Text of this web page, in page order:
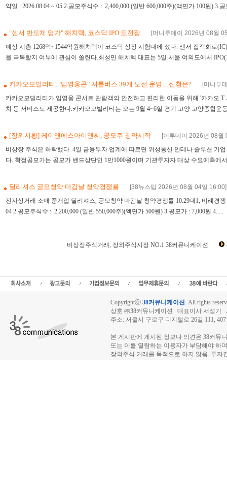
약일 : 2026.08.04 ~ 05 2.공모주식수 : 2,400,000 (일반 600,000주)(액면가 100원) 3.공
"센서 반도체 명가" 해치텍, 코스닥 IPO 도전장
[머니투데이 2026년 08월
예상 시총 1268억~1544억원해치텍이 코스닥 상장 시험대에 섰다. 센서 집적회로
을 극복할지 여부에 관심이 쏠린다.최성민 해치텍 대표는 5일 서울 여의도에서
카카오모빌리티, "임영웅콘" 셔틀버스 39개 노선 운영…신청은?
[머니투
카카오모빌리티가 임영웅 콘서트 관람객의 안전하고 편리한 이동을 위해 '카카오
치 등 서비스도 제공한다.카카오모빌리티는 오는 9월 4~6일 경기 고양 고양종합운
[장외시황] 케이앤에스아이앤씨, 공모주 청약시작
[이투데이 2026년 08월
비상장 주식은 하락했다. 4일 금융투자 업계에 따르면 위성통신 안테나 솔루션 기
다. 확정공모가는 공모가 밴드상단인 1만1000원이며 기관투자자 대상 수요예측에
딜리셔스 공모청약 마감날 청약경쟁률 [38뉴스팀 2026년 08월 04일 16:00]
전자상거래 소매 중개업 딜리셔스, 공모청약 마감날 청약경쟁률 10.29대1, 비례경
04 2.공모주식수 : 2,200,000 (일반 550,000주)(액면가 500원) 3.공모가 : 7,000원 4.....
비상장주식거래, 장외주식시장 NO.1 38커뮤니케이션
Copyrightⓒ 38커뮤니케이션. All rights
상호 ㈜38커뮤니케이션 대표이사 서성기
주소: 서울시 구로구 디지털로 26길 111,
본 게시판에 게시된 정보나 의견은 38커뮤
또는 이를 열람하는 이용자가 부담해야 하
장외주식 거래를 목적으로 하지 않음. 투